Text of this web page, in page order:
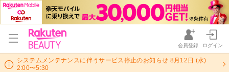
会員登録 ログイン
システムメンテナンスに伴うサービス停止のお知らせ 8月12日 (水)
2:00〜5:30